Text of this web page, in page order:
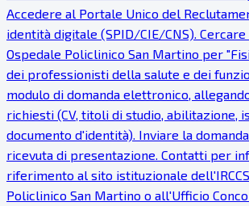
Accedere al Portale Unico del
identità digitale (SPID/CIE/CNS). Cercare
Ospedale Policlinico San Martino per
dei professionisti della salute e dei
modulo di domanda elettronico,
richiesti (CV, titoli di studio, abilitazione,
documento d'identità). Inviare la
ricevuta di presentazione. Contatti per
riferimento al sito istituzionale
Policlinico San Martino o all'Ufficio